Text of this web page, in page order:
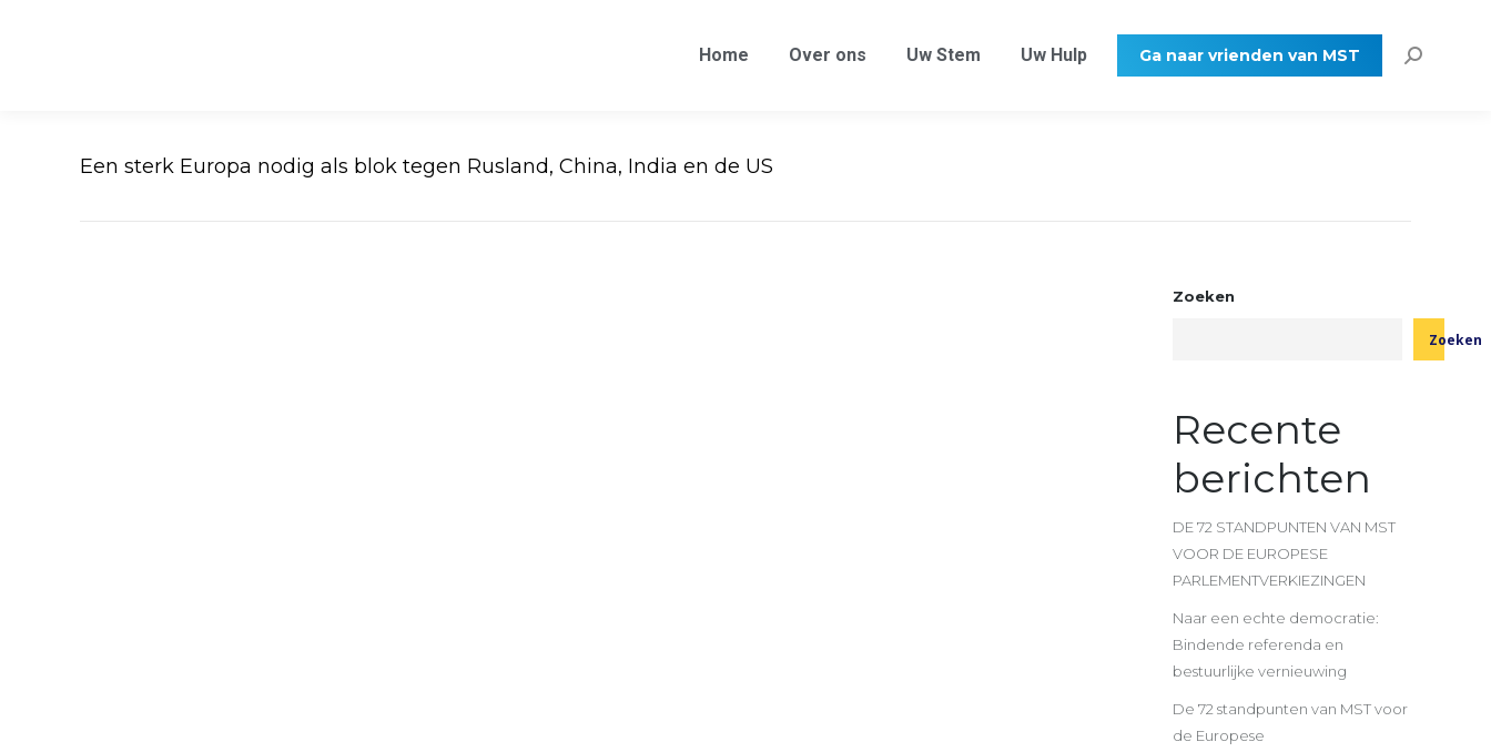
Home Over ons Uw Stem Uw Hulp Ga naar vrienden van MST Zoeken:
Een sterk Europa nodig als blok tegen Rusland, China, India en de US
Zoeken
Zoeken
Recente
berichten
DE 72 STANDPUNTEN VAN MST
VOOR DE EUROPESE
PARLEMENTVERKIEZINGEN
Naar een echte democratie:
Bindende referenda en
bestuurlijke vernieuwing
De 72 standpunten van MST voor
de Europese